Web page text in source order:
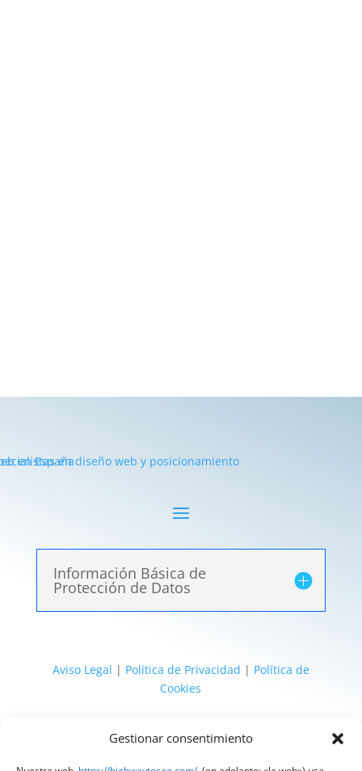
Gestionar consentimiento
Información Básica de
Protección de Datos
Aviso Legal | Política de Privacidad | Política de
Cookies
@ 2025 Diseñado por HighWay To Seo